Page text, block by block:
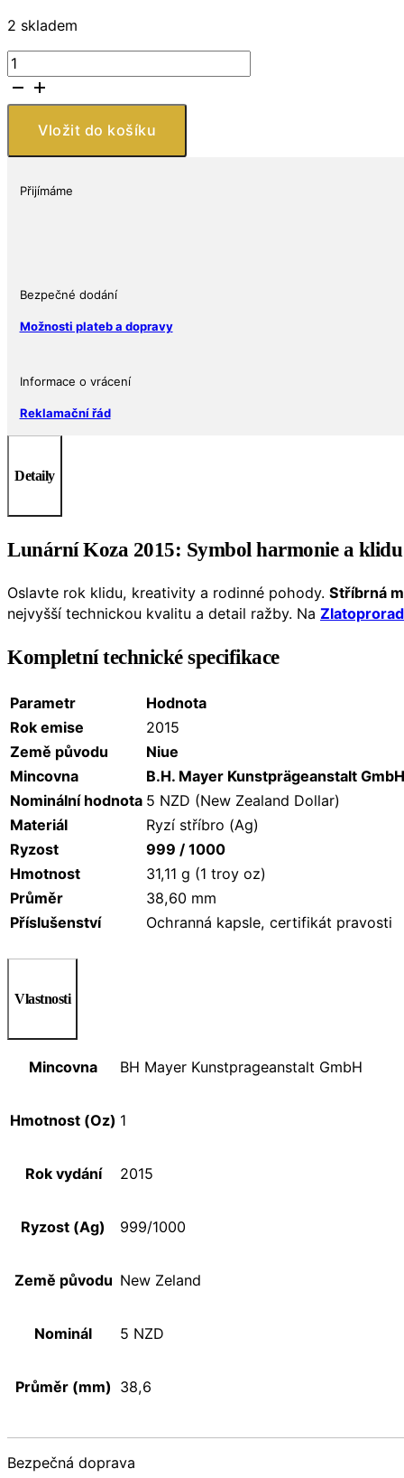
2 skladem
Niue
–
stříbrná
mince
2015
999
NZD
Vložit do košíku
Přijímáme
Bezpečné dodání
Možnosti plateb a dopravy
Informace o vrácení
Reklamační řád
Detaily
Lunární Koza 2015: Symbol harmonie a
Oslavte rok klidu, kreativity a rodinné pohody. Stříbrná
nejvyšší technickou kvalitu a detail ražby. Na
Kompletní technické specifikace
Parametr
Hodnota
Rok emise
2015
Země původu
Niue
Mincovna
B.H. Mayer Kunstprägeanstalt GmbH
Nominální hodnota 5 NZD (New Zealand Dollar)
Materiál
Ryzí stříbro (Ag)
Ryzost
999 / 1000
Hmotnost
31,11 g (1 troy oz)
Průměr
38,60 mm
Příslušenství
Ochranná kapsle, certifikát pravosti
Vlastnosti
Mincovna BH Mayer Kunstprageanstalt GmbH
Hmotnost (Oz) 1
Rok vydání 2015
Ryzost (Ag) 999/1000
Země původu New Zeland
Nominál 5 NZD
Průměr (mm) 38,6
Bezpečná doprava